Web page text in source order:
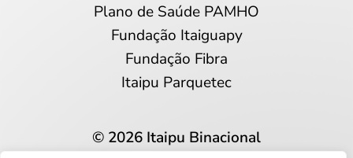
Plano de Saúde PAMHO
Fundação Itaiguapy
Fundação Fibra
Itaipu Parquetec
© 2026 Itaipu Binacional